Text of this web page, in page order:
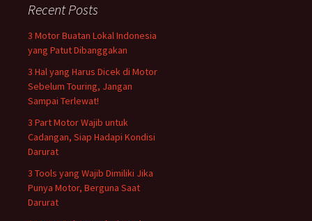
Recent Posts
3 Motor Buatan Lokal Indonesia
yang Patut Dibanggakan
3 Hal yang Harus Dicek di Motor
Sebelum Touring, Jangan
Sampai Terlewat!
3 Part Motor Wajib untuk
Cadangan, Siap Hadapi Kondisi
Darurat
3 Tools yang Wajib Dimiliki Jika
Punya Motor, Berguna Saat
Darurat